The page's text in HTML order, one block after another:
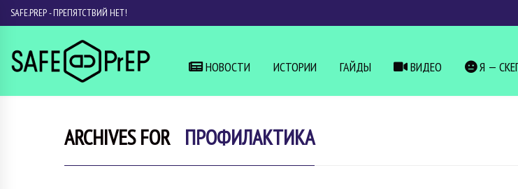
SAFE.PREP - ПРЕПЯТСТВИЙ НЕТ!
НОВОСТИ ИСТОРИИ ГАЙДЫ ВИДЕО Я —
ARCHIVES FOR ПРОФИЛАКТИКА